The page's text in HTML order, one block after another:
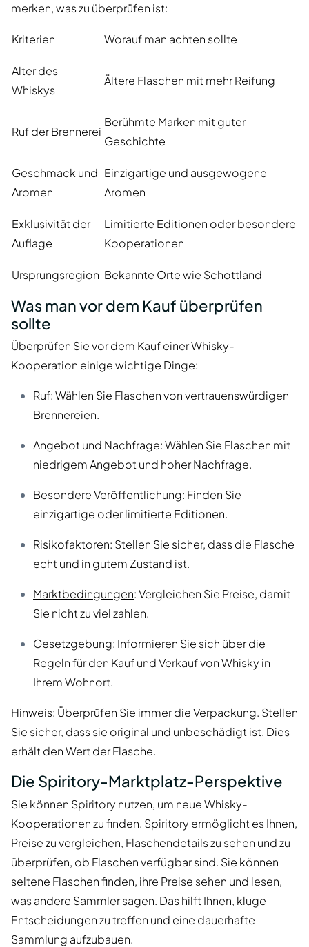
merken, was zu überprüfen ist:
Kriterien Worauf man achten sollte
Alter des
Whiskys
Ältere Flaschen mit mehr Reifung
Ruf der Brennerei
Berühmte Marken mit guter
Geschichte
Geschmack und
Aromen
Einzigartige und ausgewogene
Aromen
Exklusivität der
Auflage
Limitierte Editionen oder besondere
Kooperationen
Ursprungsregion Bekannte Orte wie Schottland
Was man vor dem Kauf überprüfen
sollte
Überprüfen Sie vor dem Kauf einer Whisky-
Kooperation einige wichtige Dinge:
Ruf: Wählen Sie Flaschen von vertrauenswürdigen
Brennereien.
Angebot und Nachfrage: Wählen Sie Flaschen mit
niedrigem Angebot und hoher Nachfrage.
Besondere Veröffentlichung: Finden Sie
einzigartige oder limitierte Editionen.
Risikofaktoren: Stellen Sie sicher, dass die Flasche
echt und in gutem Zustand ist.
Marktbedingungen: Vergleichen Sie Preise, damit
Sie nicht zu viel zahlen.
Gesetzgebung: Informieren Sie sich über die
Regeln für den Kauf und Verkauf von Whisky in
Ihrem Wohnort.
Hinweis: Überprüfen Sie immer die Verpackung. Stellen
Sie sicher, dass sie original und unbeschädigt ist. Dies
erhält den Wert der Flasche.
Die Spiritory-Marktplatz-Perspektive
Sie können Spiritory nutzen, um neue Whisky-
Kooperationen zu finden. Spiritory ermöglicht es Ihnen,
Preise zu vergleichen, Flaschendetails zu sehen und zu
überprüfen, ob Flaschen verfügbar sind. Sie können
seltene Flaschen finden, ihre Preise sehen und lesen,
was andere Sammler sagen. Das hilft Ihnen, kluge
Entscheidungen zu treffen und eine dauerhafte
Sammlung aufzubauen.